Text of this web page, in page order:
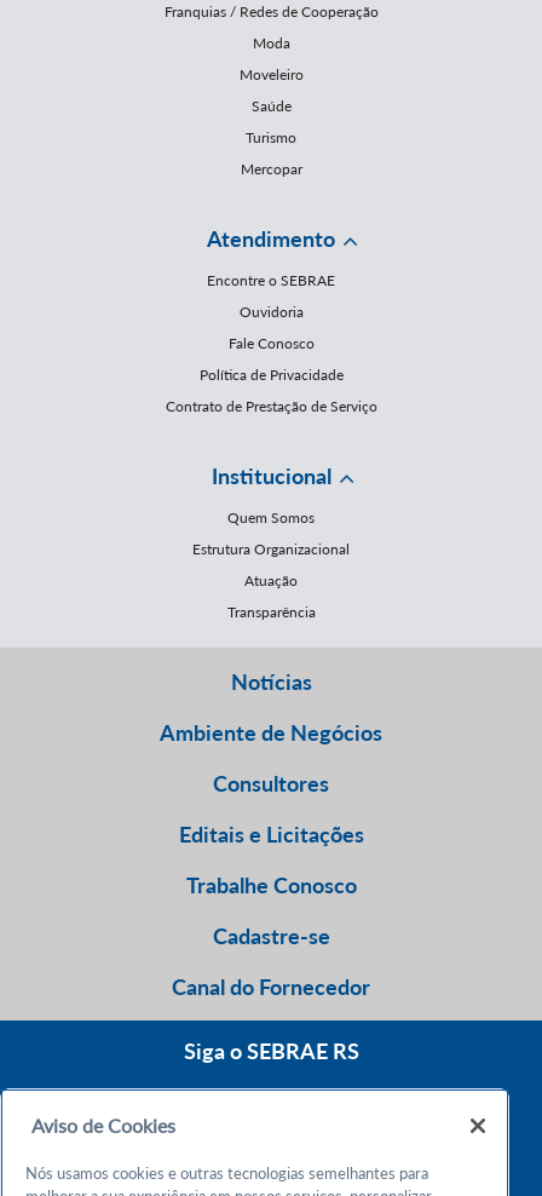
Franquias / Redes de Cooperação
Moda
Moveleiro
Saúde
Turismo
Mercopar
Atendimento
Encontre o SEBRAE
Ouvidoria
Fale Conosco
Política de Privacidade
Contrato de Prestação de Serviço
Institucional
Quem Somos
Estrutura Organizacional
Atuação
Transparência
Notícias
Ambiente de Negócios
Consultores
Editais e Licitações
Trabalhe Conosco
Cadastre-se
Canal do Fornecedor
Siga o SEBRAE RS
Atendimento 24h
Aviso de Cookies
Nós usamos cookies e outras tecnologias semelhantes para